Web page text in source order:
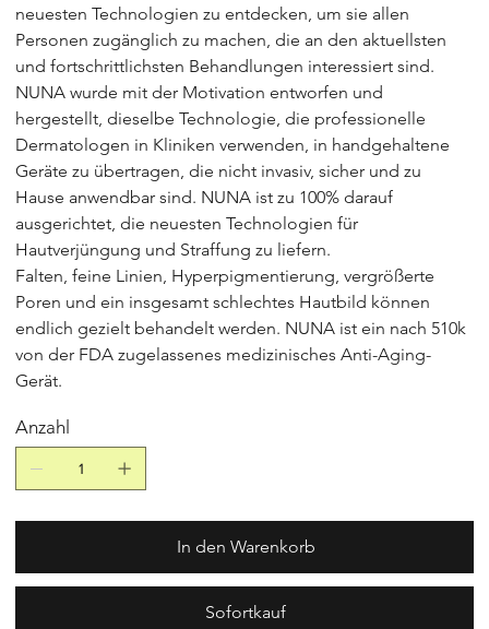
neuesten Technologien zu entdecken, um sie allen
Personen zugänglich zu machen, die an den aktuellsten
und fortschrittlichsten Behandlungen interessiert sind.
NUNA wurde mit der Motivation entworfen und
hergestellt, dieselbe Technologie, die professionelle
Dermatologen in Kliniken verwenden, in handgehaltene
Geräte zu übertragen, die nicht invasiv, sicher und zu
Hause anwendbar sind. NUNA ist zu 100% darauf
ausgerichtet, die neuesten Technologien für
Hautverjüngung und Straffung zu liefern.
Falten, feine Linien, Hyperpigmentierung, vergrößerte
Poren und ein insgesamt schlechtes Hautbild können
endlich gezielt behandelt werden. NUNA ist ein nach 510k
von der FDA zugelassenes medizinisches Anti-Aging-
Gerät.
Anzahl
In den Warenkorb
Sofortkauf